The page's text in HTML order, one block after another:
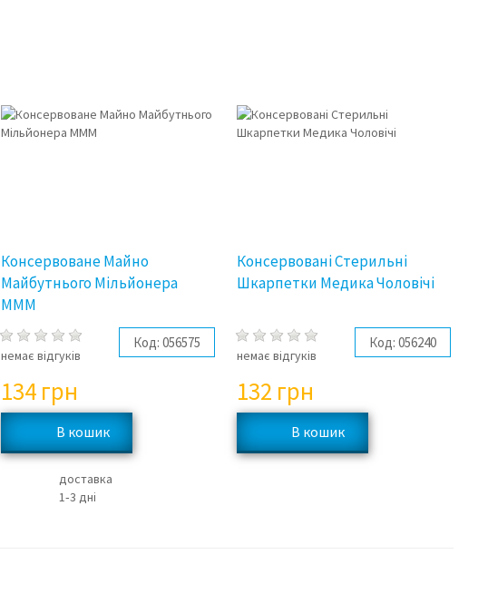
Консервоване Майно
Майбутнього Мільйонера
МММ
немає відгуків
Код: 056575
134 грн
доставка
1‑3 дні
Консервовані Стерильні
Шкарпетки Медика Чоловічі
немає відгуків
Код: 056240
132 грн